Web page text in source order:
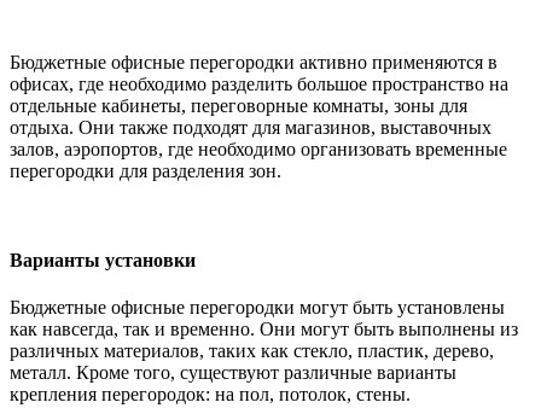
Бюджетные офисные перегородки активно применяются в
офисах, где необходимо разделить большое пространство на
отдельные кабинеты, переговорные комнаты, зоны для
отдыха. Они также подходят для магазинов, выставочных
залов, аэропортов, где необходимо организовать временные
перегородки для разделения зон.
Варианты установки
Бюджетные офисные перегородки могут быть установлены
как навсегда, так и временно. Они могут быть выполнены из
различных материалов, таких как стекло, пластик, дерево,
металл. Кроме того, существуют различные варианты
крепления перегородок: на пол, потолок, стены.